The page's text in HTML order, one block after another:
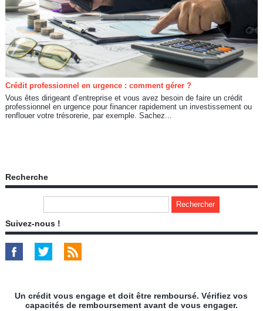
Crédit professionnel en urgence : comment gérer ?
Vous êtes dirigeant d’entreprise et vous avez besoin de faire un crédit
professionnel en urgence pour financer rapidement un investissement ou
renflouer votre trésorerie, par exemple. Sachez...
Recherche
Suivez-nous !
Un crédit vous engage et doit être remboursé. Vérifiez vos
capacités de remboursement avant de vous engager.